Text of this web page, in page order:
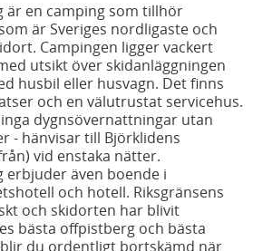
är en camping som tillhör
är Sveriges nordligaste och
Campingen ligger vackert
utsikt över skidanläggningen
husbil eller husvagn. Det finns
och en välutrustat servicehus.
dygnsövernattningar utan
- hänvisar till Björklidens
vid enstaka nätter.
erbjuder även boende i
och hotell. Riksgränsens
och skidorten har blivit
bästa offpistberg och bästa
du ordentligt bortskämd när